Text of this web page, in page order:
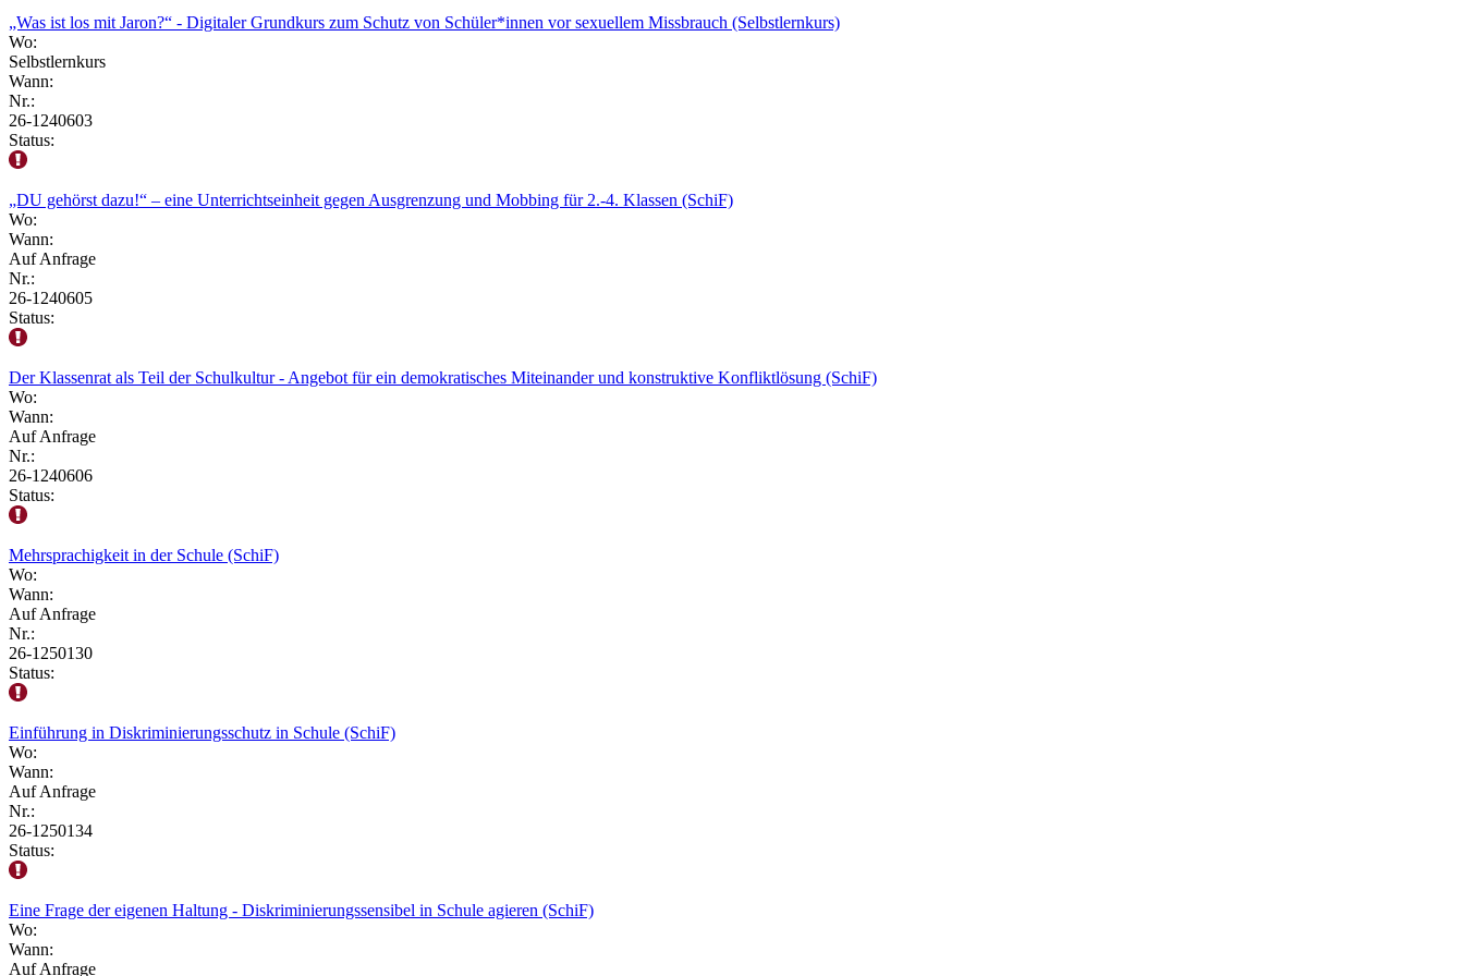
„Was ist los mit Jaron?“ - Digitaler Grundkurs zum Schutz von Schüler*innen vor sexuellem Missbrauch (Selbstlernkurs)
Wo:
Selbstlernkurs
Wann:
Nr.:
26-1240603
Status:
„DU gehörst dazu!“ – eine Unterrichtseinheit gegen Ausgrenzung und Mobbing für 2.-4. Klassen (SchiF)
Wo:
Wann:
Auf Anfrage
Nr.:
26-1240605
Status:
Der Klassenrat als Teil der Schulkultur - Angebot für ein demokratisches Miteinander und konstruktive Konfliktlösung (SchiF)
Wo:
Wann:
Auf Anfrage
Nr.:
26-1240606
Status:
Mehrsprachigkeit in der Schule (SchiF)
Wo:
Wann:
Auf Anfrage
Nr.:
26-1250130
Status:
Einführung in Diskriminierungsschutz in Schule (SchiF)
Wo:
Wann:
Auf Anfrage
Nr.:
26-1250134
Status:
Eine Frage der eigenen Haltung - Diskriminierungssensibel in Schule agieren (SchiF)
Wo:
Wann:
Auf Anfrage